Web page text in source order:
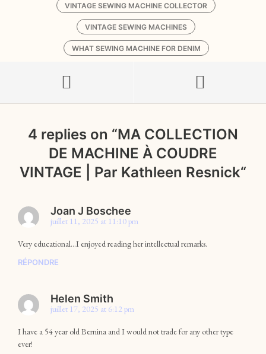
VINTAGE SEWING MACHINE COLLECTOR
VINTAGE SEWING MACHINES
WHAT SEWING MACHINE FOR DENIM
4 replies on “MA COLLECTION
DE MACHINE À COUDRE
VINTAGE | Par Kathleen Resnick“
Joan J Boschee
juillet 11, 2025 at 11:10 pm
Very educational…I enjoyed reading her intellectual remarks.
RÉPONDRE
Helen Smith
juillet 17, 2025 at 6:12 pm
I have a 54 year old Bernina and I would not trade for any other type
ever!